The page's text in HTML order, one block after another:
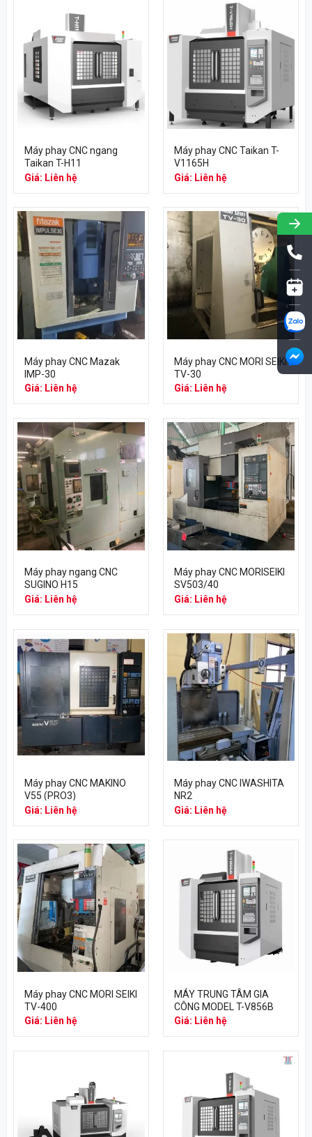
Máy phay CNC ngang
Taikan T-H11
Giá: Liên hệ
Máy phay CNC Taikan T-
V1165H
Giá: Liên hệ
Máy phay CNC Mazak
IMP-30
Giá: Liên hệ
Máy phay CNC MORI SEIKI
TV-30
Giá: Liên hệ
Máy phay ngang CNC
SUGINO H15
Giá: Liên hệ
Máy phay CNC MORISEIKI
SV503/40
Giá: Liên hệ
Máy phay CNC MAKINO
V55 (PRO3)
Giá: Liên hệ
Máy phay CNC IWASHITA
NR2
Giá: Liên hệ
Máy phay CNC MORI SEIKI
TV-400
Giá: Liên hệ
MÁY TRUNG TÂM GIA
CÔNG MODEL T-V856B
Giá: Liên hệ